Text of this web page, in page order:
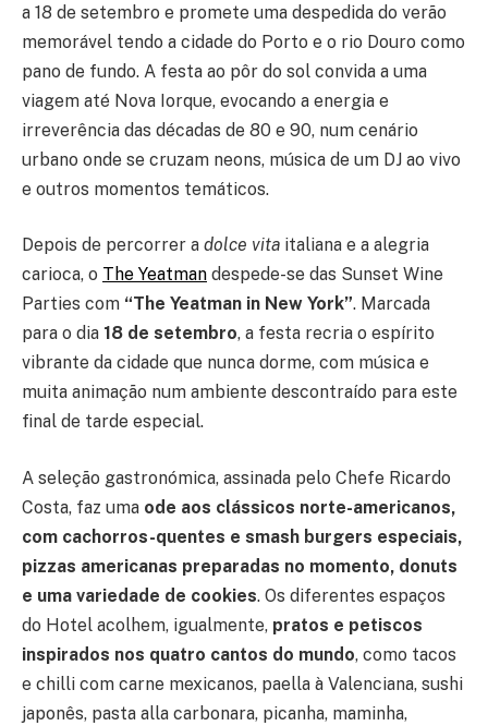
a 18 de setembro e promete uma despedida do verão
memorável tendo a cidade do Porto e o rio Douro como
pano de fundo. A festa ao pôr do sol convida a uma
viagem até Nova Iorque, evocando a energia e
irreverência das décadas de 80 e 90, num cenário
urbano onde se cruzam neons, música de um DJ ao vivo
e outros momentos temáticos.
Depois de percorrer a dolce vita italiana e a alegria
carioca, o The Yeatman despede-se das Sunset Wine
Parties com “The Yeatman in New York”. Marcada
para o dia 18 de setembro, a festa recria o espírito
vibrante da cidade que nunca dorme, com música e
muita animação num ambiente descontraído para este
final de tarde especial.
A seleção gastronómica, assinada pelo Chefe Ricardo
Costa, faz uma ode aos clássicos norte-americanos,
com cachorros-quentes e smash burgers especiais,
pizzas americanas preparadas no momento, donuts
e uma variedade de cookies. Os diferentes espaços
do Hotel acolhem, igualmente, pratos e petiscos
inspirados nos quatro cantos do mundo, como tacos
e chilli com carne mexicanos, paella à Valenciana, sushi
japonês, pasta alla carbonara, picanha, maminha,